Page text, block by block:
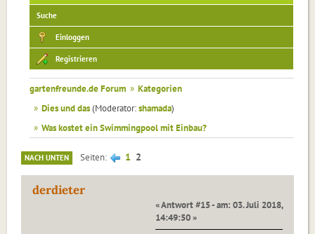
Suche
Einloggen
Registrieren
gartenfreunde.de Forum » Kategorien
» Dies und das(Moderator:shamada)
» Was kostet ein Swimmingpool mit Einbau?
NACH UNTEN Seiten 1 2
derdieter
« Antwort #15 - am: 03. Juli 2018,
14:49:50 »